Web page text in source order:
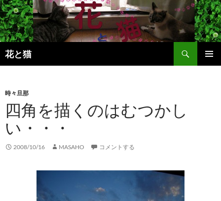
コ
ン
テ
ン
ツ
へ
キ
花と猫
検
索
時々旦那
四角を描くのはむつかし
い・・・
2008/10/16 MASAHO コメントする